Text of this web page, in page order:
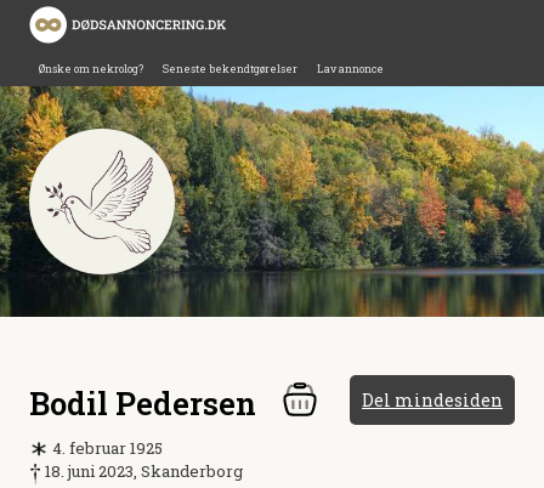
Ønske om nekrolog? Seneste bekendtgørelser Lav annonce
Bodil Pedersen Del mindesiden
4. februar 1925
18. juni 2023, Skanderborg